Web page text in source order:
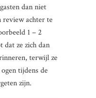
dan niet
review achter te
1 – 2
dat ze zich dan
terwijl ze
tijdens de
zijn.